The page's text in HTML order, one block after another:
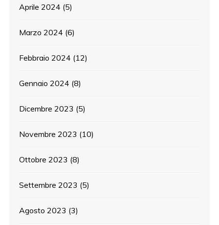
Aprile 2024 (5)
Marzo 2024 (6)
Febbraio 2024 (12)
Gennaio 2024 (8)
Dicembre 2023 (5)
Novembre 2023 (10)
Ottobre 2023 (8)
Settembre 2023 (5)
Agosto 2023 (3)